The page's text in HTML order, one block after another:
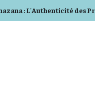
: L'Authenticité des